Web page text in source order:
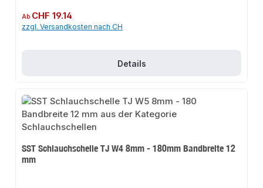
Regulärer Preis:
Ab CHF 19.14
zzgl. Versandkosten nach CH
Details
SST Schlauchschelle TJ W4 8mm - 180mm Bandbreite 12
mm